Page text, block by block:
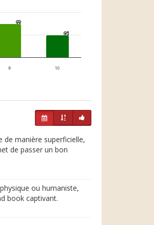
3
3
2
2
9 10
manière superficielle,
de passer un bon
ou humaniste,
book captivant.